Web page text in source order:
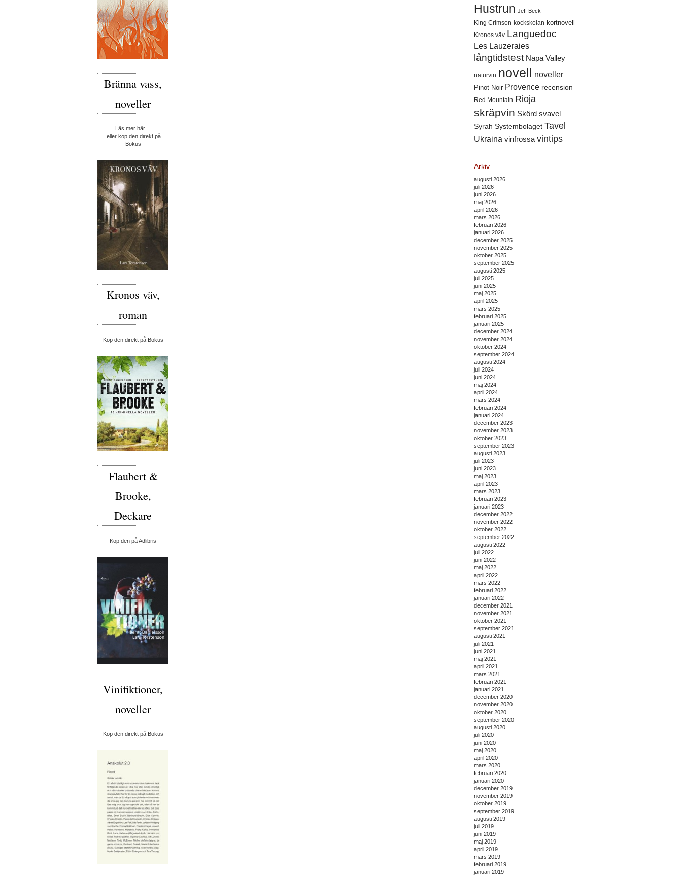
Hustrun Jeff Beck
King Crimson kockskolan kortnovell
Kronos väv Languedoc
Les Lauzeraies
långtidstest Napa Valley
naturvin novell noveller
Pinot Noir Provence recension
Red Mountain Rioja
skräpvin Skörd svavel
Syrah Systembolaget Tavel
Ukraina vinfrossa vintips
Arkiv
augusti 2026
juli 2026
juni 2026
maj 2026
april 2026
mars 2026
februari 2026
januari 2026
december 2025
november 2025
oktober 2025
september 2025
augusti 2025
juli 2025
juni 2025
maj 2025
april 2025
mars 2025
februari 2025
januari 2025
december 2024
november 2024
oktober 2024
september 2024
augusti 2024
juli 2024
juni 2024
maj 2024
april 2024
mars 2024
februari 2024
januari 2024
december 2023
november 2023
oktober 2023
september 2023
augusti 2023
juli 2023
juni 2023
maj 2023
april 2023
mars 2023
februari 2023
januari 2023
december 2022
november 2022
oktober 2022
september 2022
augusti 2022
juli 2022
juni 2022
maj 2022
april 2022
mars 2022
februari 2022
januari 2022
december 2021
november 2021
oktober 2021
september 2021
augusti 2021
juli 2021
juni 2021
maj 2021
april 2021
mars 2021
februari 2021
januari 2021
december 2020
november 2020
oktober 2020
september 2020
augusti 2020
juli 2020
juni 2020
maj 2020
april 2020
mars 2020
februari 2020
januari 2020
december 2019
november 2019
oktober 2019
september 2019
augusti 2019
juli 2019
juni 2019
maj 2019
april 2019
mars 2019
februari 2019
januari 2019
Bränna vass,
noveller
Läs mer här…
eller köp den direkt på
Bokus
Kronos väv,
roman
Köp den direkt på Bokus
Flaubert &
Brooke,
Deckare
Köp den på Adlibris
Vinifiktioner,
noveller
Köp den direkt på Bokus